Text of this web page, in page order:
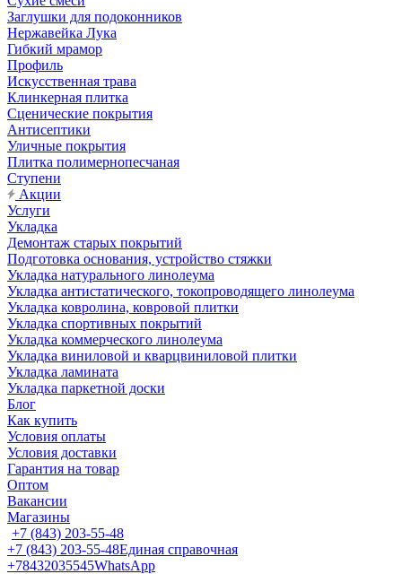
Заглушки для подоконников
Нержавейка Лука
Гибкий мрамор
Профиль
Искусственная трава
Клинкерная плитка
Сценические покрытия
Антисептики
Уличные покрытия
Плитка полимернопесчаная
Ступени
Акции
Услуги
Укладка
Демонтаж старых покрытий
Подготовка основания, устройство стяжки
Укладка натурального линолеума
Укладка антистатического, токопроводящего линолеума
Укладка ковролина, ковровой плитки
Укладка спортивных покрытий
Укладка коммерческого линолеума
Укладка виниловой и кварцвиниловой плитки
Укладка ламината
Укладка паркетной доски
Блог
Как купить
Условия оплаты
Условия доставки
Гарантия на товар
Оптом
Вакансии
Магазины
+7 (843) 203-55-48
+7 (843) 203-55-48Единая справочная
+78432035545WhatsApp